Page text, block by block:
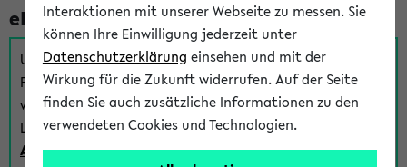
eKVV für Studierende
Um sich einen Stundenplan zu erstellen und alle weiteren
Funktionen des eKVVs für Studierende zu nutzen,
verwenden Sie diesen Link zur Anmeldung über Ihr Uni
Login:
Anmeldung zum eKVV der Studierenden
Interaktionen mit unserer Webseite zu messen. Sie
können Ihre Einwilligung jederzeit unter
Datenschutzerklärung einsehen und mit der
Wirkung für die Zukunft widerrufen. Auf der Seite
finden Sie auch zusätzliche Informationen zu den
verwendeten Cookies und Technologien.